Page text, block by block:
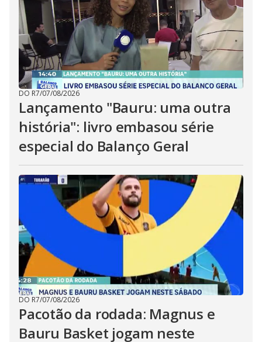
DO R7/07/08/2026
Lançamento "Bauru: uma outra
história": livro embasou série
especial do Balanço Geral
DO R7/07/08/2026
Pacotão da rodada: Magnus e
Bauru Basket jogam neste